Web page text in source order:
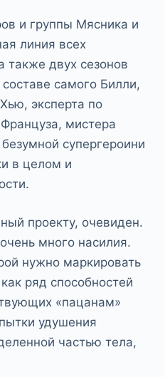
и группы Мясника и
линия всех
двух сезонов
самого Билли,
эксперта по
мистера
супергероини
в целом и
проекту, очевиден.
много насилия.
нужно маркировать
ряд способностей
«пацанам»
удушения
частью тела,